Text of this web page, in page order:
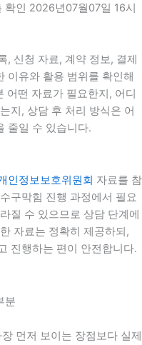
확인 2026년07월07일 16시
, 신청 자료, 계약 정보, 결제
이유와 활용 범위를 확인해
어떤 자료가 필요한지, 어디
지, 상담 후 처리 방식은 어
줄일 수 있습니다.
인정보보호위원회 자료를 참
구막힘 진행 과정에서 필요
질 수 있으므로 상담 단계에
자료는 정확히 제공하되,
진행하는 편이 안전합니다.
분
먼저 보이는 장점보다 실제